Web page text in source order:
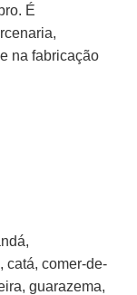
É
na fabricação
catá, comer-de-
guarazema,